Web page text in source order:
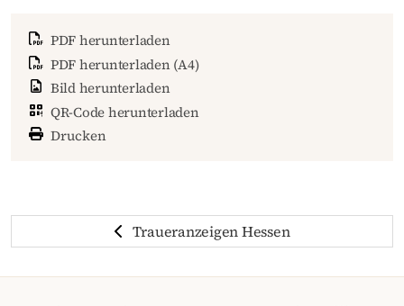
PDF herunterladen
PDF herunterladen (A4)
Bild herunterladen
QR-Code herunterladen
Drucken
Traueranzeigen Hessen